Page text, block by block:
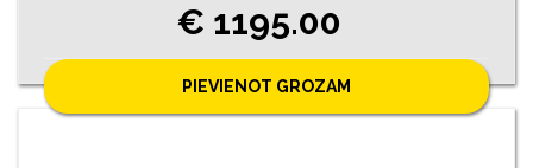
€ 1195.00
PIEVIENOT GROZAM